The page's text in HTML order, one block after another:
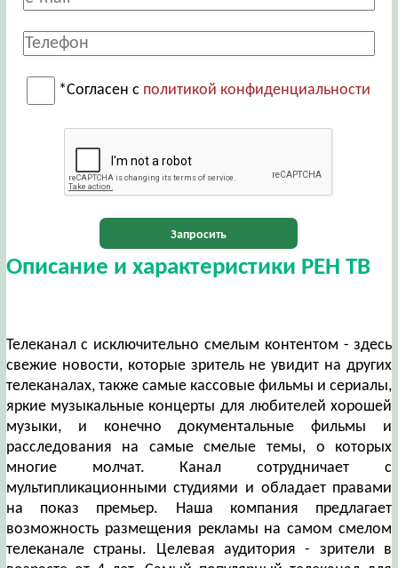
*Согласен с политикой конфиденциальности
Запросить
Описание и характеристики РЕН ТВ
Телеканал с исключительно смелым контентом - здесь
свежие новости, которые зритель не увидит на других
телеканалах, также самые кассовые фильмы и сериалы,
яркие музыкальные концерты для любителей хорошей
музыки, и конечно документальные фильмы и
расследования на самые смелые темы, о которых
многие молчат. Канал сотрудничает с
мультипликационными студиями и обладает правами
на показ премьер. Наша компания предлагает
возможность размещения рекламы на самом смелом
телеканале страны. Целевая аудитория - зрители в